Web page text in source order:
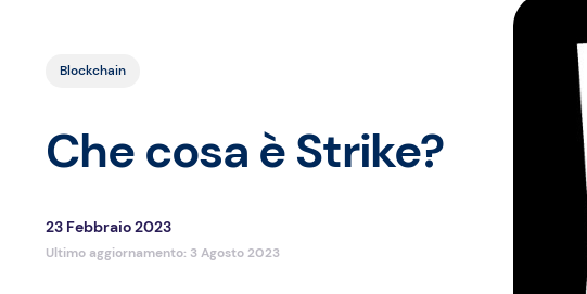
Blockchain
Che cosa è Strike?
23 Febbraio 2023
Ultimo aggiornamento: 3 Agosto 2023